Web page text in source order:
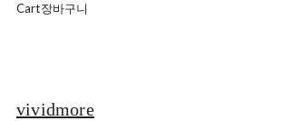
Cart장바구니
vividmore